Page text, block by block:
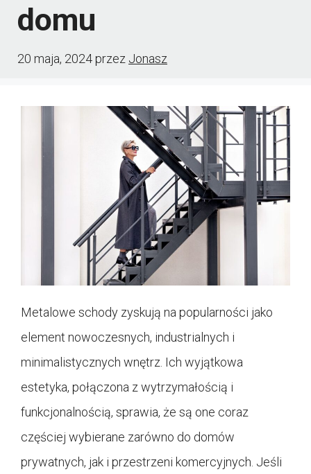
domu
20 maja, 2024przez Jonasz
Metalowe schody zyskują na popularności jako
element nowoczesnych, industrialnych i
minimalistycznych wnętrz. Ich wyjątkowa
estetyka, połączona z wytrzymałością i
funkcjonalnością, sprawia, że są one coraz
częściej wybierane zarówno do domów
prywatnych, jak i przestrzeni komercyjnych. Jeśli